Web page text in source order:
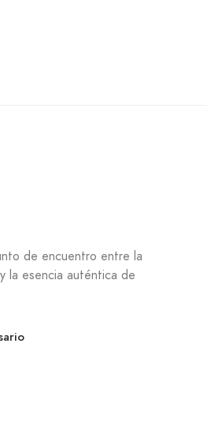
de encuentro entre la
la esencia auténtica de